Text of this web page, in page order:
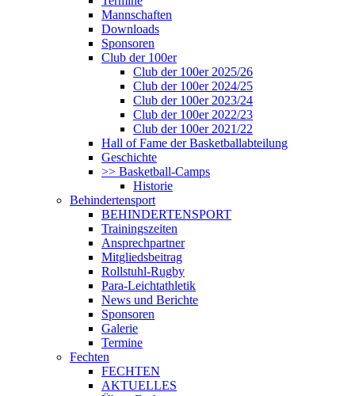
Mannschaften
Downloads
Sponsoren
Club der 100er
Club der 100er 2025/26
Club der 100er 2024/25
Club der 100er 2023/24
Club der 100er 2022/23
Club der 100er 2021/22
Hall of Fame der Basketballabteilung
Geschichte
>> Basketball-Camps
Historie
Behindertensport
BEHINDERTENSPORT
Trainingszeiten
Ansprechpartner
Mitgliedsbeitrag
Rollstuhl-Rugby
Para-Leichtathletik
News und Berichte
Sponsoren
Galerie
Termine
Fechten
FECHTEN
AKTUELLES